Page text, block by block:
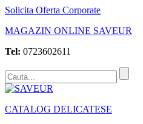
Solicita Oferta Corporate
MAGAZIN ONLINE SAVEUR
Tel: 0723602611
CATALOG DELICATESE